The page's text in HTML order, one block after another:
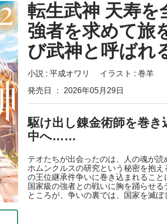
転生武神 天寿
強者を求めて旅
び武神と呼ばれ
小説 : 平成オワリ イラスト : 巻羊
発売日 ： 2026年05月29日
駆け出し錬金術師を巻
中へ……
テオたちが出会ったのは、人の魂が読
ホムンクルスの研究という秘密を抱
の王位継承件争いに巻き込まれること
国家級の強者との戦いに胸を踊らせ
ところが、争いの裏では、国家を滅